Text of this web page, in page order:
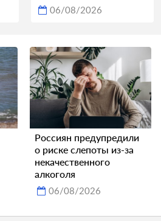
06/08/2026
Россиян предупредили
о риске слепоты из-за
некачественного
алкоголя
06/08/2026